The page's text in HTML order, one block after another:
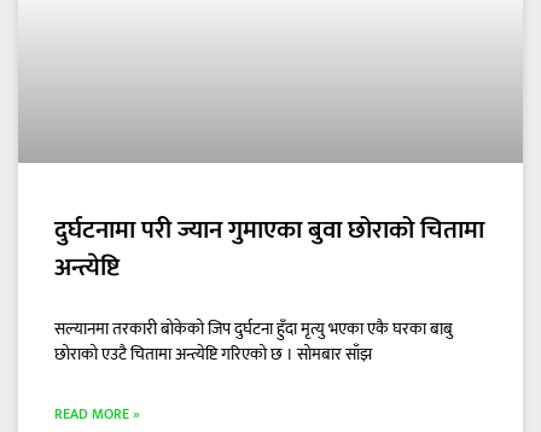
दुर्घटनामा परी ज्यान गुमाएका बुवा छोराको चितामा
अन्त्येष्टि
सल्यानमा तरकारी बोकेको जिप दुर्घटना हुँदा मृत्यु भएका एकै घरका बाबु
छोराको एउटै चितामा अन्त्येष्टि गरिएको छ । सोमबार साँझ
READ MORE »